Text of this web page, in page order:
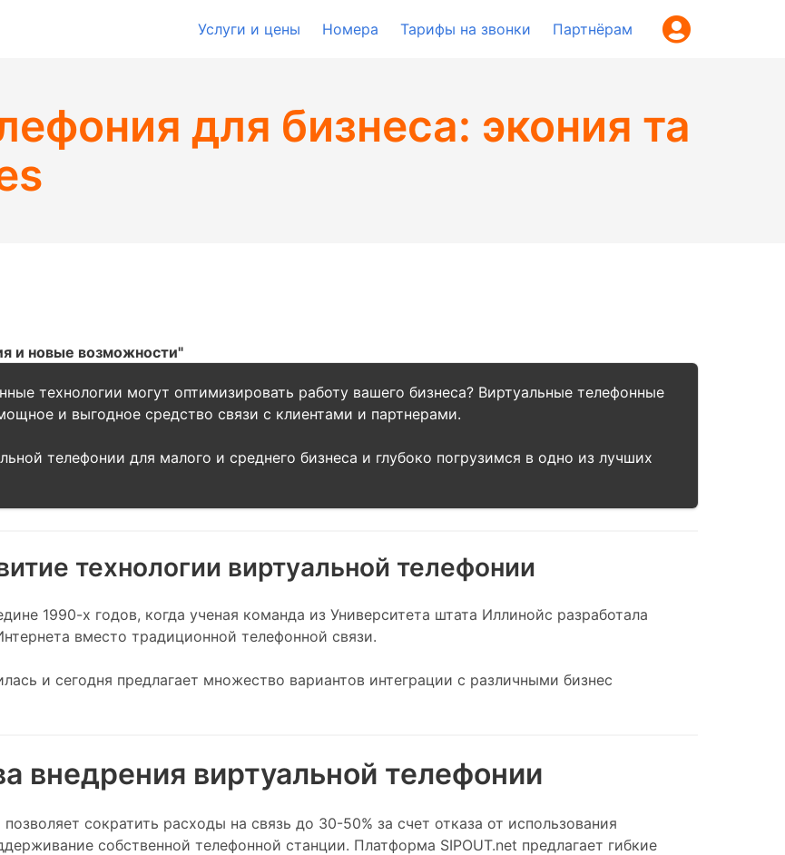
Услуги и цены Номера Тарифы на звонки Партнёрам
для бизнеса: экония та
и новые возможности"
технологии могут оптимизировать работу вашего бизнеса? Виртуальные телефонные
и выгодное средство связи с клиентами и партнерами.
телефонии для малого и среднего бизнеса и глубоко погрузимся в одно из лучших
технологии виртуальной телефонии
1990-х годов, когда ученая команда из Университета штата Иллинойс разработала
вместо традиционной телефонной связи.
и сегодня предлагает множество вариантов интеграции с различными бизнес
внедрения виртуальной телефонии
сократить расходы на связь до 30-50% за счет отказа от использования
собственной телефонной станции. Платформа SIPOUT.net предлагает гибкие